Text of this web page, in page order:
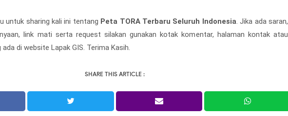
untuk sharing kali ini tentang Peta TORA Terbaru Seluruh Indonesia. Jika ada saran,
link mati serta request silakan gunakan kotak komentar, halaman kontak atau
di website Lapak GIS. Terima Kasih.
SHARE THIS ARTICLE :